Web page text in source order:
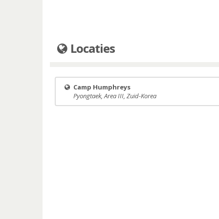
Locaties
Camp Humphreys
Pyongtaek, Area III, Zuid-Korea